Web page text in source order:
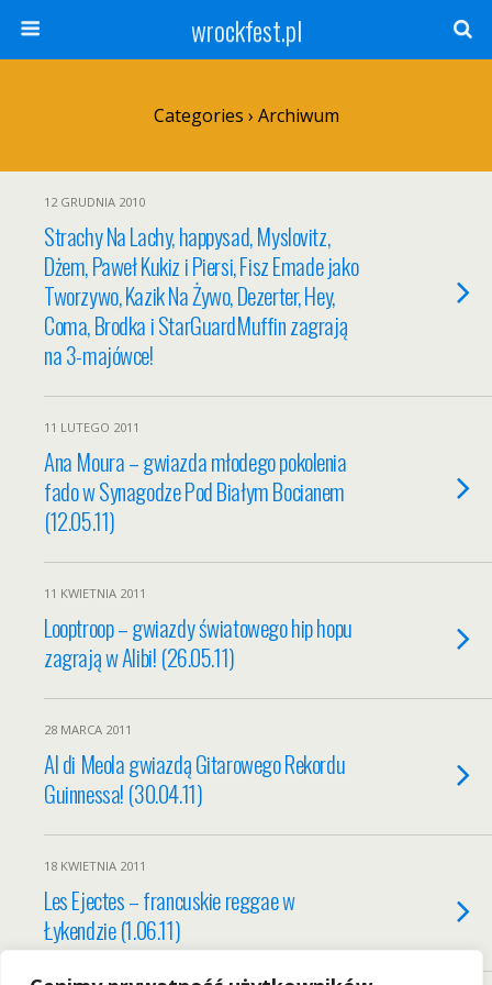
wrockfest.pl
Categories › Archiwum
12 GRUDNIA 2010
Strachy Na Lachy, happysad, Myslovitz,
Dżem, Paweł Kukiz i Piersi, Fisz Emade jako
Tworzywo, Kazik Na Żywo, Dezerter, Hey,
Coma, Brodka i StarGuardMuffin zagrają
na 3-majówce!
11 LUTEGO 2011
Ana Moura – gwiazda młodego pokolenia
fado w Synagodze Pod Białym Bocianem
(12.05.11)
11 KWIETNIA 2011
Looptroop – gwiazdy światowego hip hopu
zagrają w Alibi! (26.05.11)
28 MARCA 2011
Al di Meola gwiazdą Gitarowego Rekordu
Guinnessa! (30.04.11)
18 KWIETNIA 2011
Les Ejectes – francuskie reggae w
Łykendzie (1.06.11)